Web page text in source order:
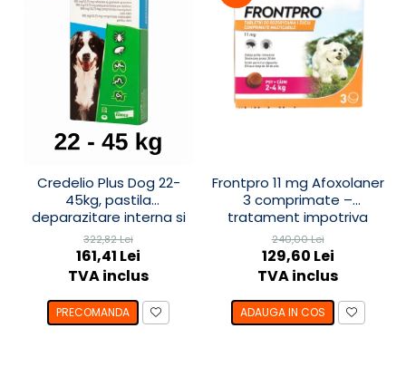
Credelio Plus Dog 22-
45kg, pastila
deparazitare interna si
externa
322,82 Lei
161,41 Lei
TVA inclus
PRECOMANDA
Frontpro 11 mg Afoxolaner
3 comprimate –
tratament impotriva
puricilor și căpușelor câini
2-4 kg
240,00 Lei
129,60 Lei
TVA inclus
ADAUGA IN COS